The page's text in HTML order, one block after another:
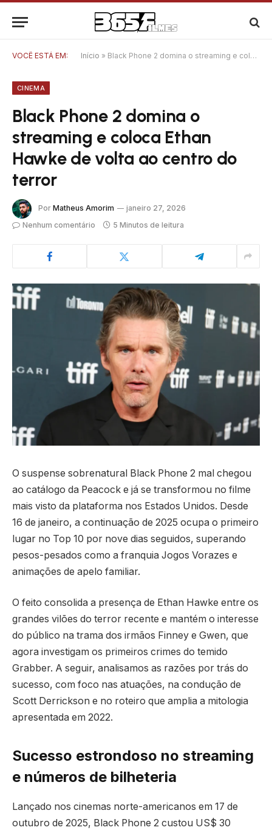
VOCÊ ESTÁ EM: Início » Black Phone 2 domina o streaming e coloca Ethan Hawke de volta ao centro do terror
CINEMA
Black Phone 2 domina o
streaming e coloca Ethan
Hawke de volta ao centro do
terror
Por Matheus Amorim
janeiro 27, 2026
Nenhum comentário
5 Minutos de leitura
O suspense sobrenatural Black Phone 2 mal chegou
ao catálogo da Peacock e já se transformou no filme
mais visto da plataforma nos Estados Unidos. Desde
16 de janeiro, a continuação de 2025 ocupa o primeiro
lugar no Top 10 por nove dias seguidos, superando
pesos-pesados como a franquia Jogos Vorazes e
animações de apelo familiar.
O feito consolida a presença de Ethan Hawke entre os
grandes vilões do terror recente e mantém o interesse
do público na trama dos irmãos Finney e Gwen, que
agora investigam os primeiros crimes do temido
Grabber. A seguir, analisamos as razões por trás do
sucesso, com foco nas atuações, na condução de
Scott Derrickson e no roteiro que amplia a mitologia
apresentada em 2022.
Sucesso estrondoso no streaming
e números de bilheteria
Lançado nos cinemas norte-americanos em 17 de
outubro de 2025, Black Phone 2 custou US$ 30